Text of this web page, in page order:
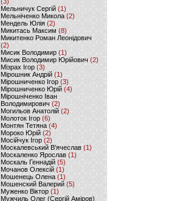
Мельничук Сергій (1)
Мельніченко Микола (2)
Мендель Юлія (2)
Микитась Максим (8)
Микитенко Роман Леонідович
(2)
Мисик Володимир (1)
Мисик Володимир Юрійович(2)
Мізрах Ігор(3)
Мірошник Андрій(1)
Мірошниченко Ігор (3)
Мірошниченко Юрій(4)
Мірошніченко Іван
Володимирович (2)
Могильов Анатолій (2)
Молоток Ігор (6)
Монтян Тетяна (4)
Мороко Юрій(2)
Мосійчук Ігор (2)
Москалевський В'ячеслав (1)
Москаленко Ярослав (1)
Москаль Геннадій (5)
Мочанов Олексій(1)
Мошенець Олена(1)
Мошенский Валерий (5)
Муженко Віктор (1)
Мужчиль Олег (Сергій Аміров)